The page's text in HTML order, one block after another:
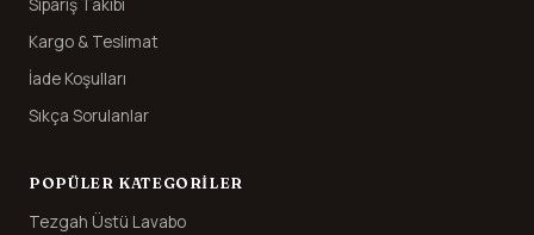
Sipariş Takibi
Kargo & Teslimat
İade Koşulları
Sıkça Sorulanlar
POPÜLER KATEGORILER
Tezgah Üstü Lavabo